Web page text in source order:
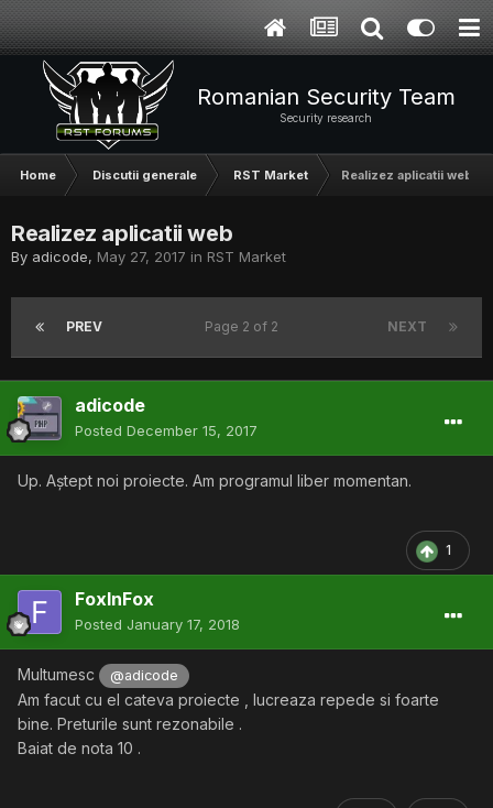
Romanian Security Team
Security research
Home Discutii generale RST Market Realizez aplicatii web
Realizez aplicatii web
By adicode, May 27, 2017 in RST Market
PREV NEXT
Page 2 of 2
adicode
Posted December 15, 2017
Up. Aștept noi proiecte. Am programul liber momentan.
1
FoxInFox
Posted January 17, 2018
Multumesc @adicode
Am facut cu el cateva proiecte , lucreaza repede si foarte
bine. Preturile sunt rezonabile .
Baiat de nota 10 .